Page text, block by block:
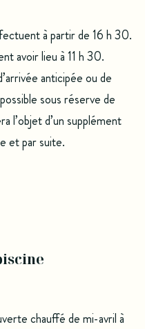
à partir de 16 h 30.
avoir lieu à 11 h 30.
anticipée ou de
sous réserve de
l’objet d’un supplément
et par suite.
chauffé de mi-avril à